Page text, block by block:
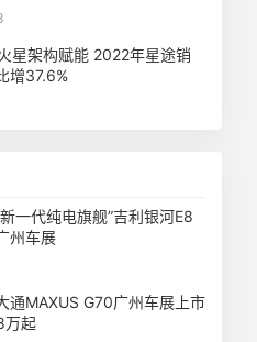
星架构赋能 2022年星途销
增37.6%
一代纯电旗舰”吉利银河E8
州车展
通MAXUS G70广州车展上市
万起